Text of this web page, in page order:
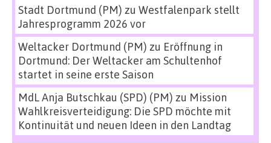
Stadt Dortmund (PM) zu Westfalenpark stellt
Jahresprogramm 2026 vor
Weltacker Dortmund (PM) zu Eröffnung in
Dortmund: Der Weltacker am Schultenhof
startet in seine erste Saison
MdL Anja Butschkau (SPD) (PM) zu Mission
Wahlkreisverteidigung: Die SPD möchte mit
Kontinuität und neuen Ideen in den Landtag